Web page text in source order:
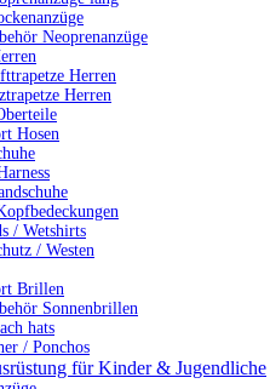
Neoprenanzüge
Herren
Herren
Hosen
/ Wetshirts
/ Westen
Brillen
Sonnenbrillen
hats
/ Ponchos
für Kinder & Jugendliche